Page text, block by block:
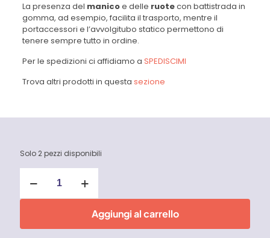
La presenza del manicoe delle ruotecon battistrada in
gomma, ad esempio, facilita il trasporto, mentre il
portaccessori e l’avvolgitubo statico permettono di
tenere sempre tutto in ordine.
Per le spedizioni ci affidiamo a SPEDISCIMI
Trova altri prodotti in questa sezione
Solo 2 pezzi disponibili
DSS
Series
AR
Aggiungi al carrello